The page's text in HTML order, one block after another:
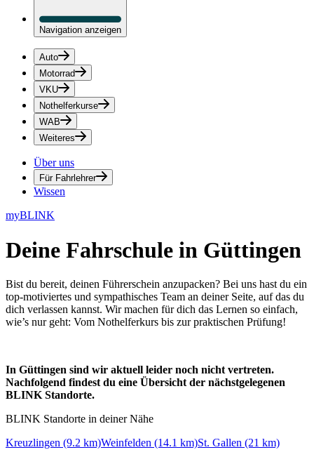
Navigation anzeigen
Auto
Motorrad
VKU
Nothelferkurse
WAB
Weiteres
Über uns
Für Fahrlehrer
Wissen
myBLINK
Deine Fahrschule in Güttingen
Bist du bereit, deinen Führerschein anzupacken? Bei uns hast du ein
top-motiviertes und sympathisches Team an deiner Seite, auf das du
dich verlassen kannst. Wir machen für dich das Lernen so einfach,
wie’s nur geht: Vom Nothelferkurs bis zur praktischen Prüfung!
In Güttingen sind wir aktuell leider noch nicht vertreten.
Nachfolgend findest du eine Übersicht der nächstgelegenen
BLINK Standorte.
BLINK Standorte in deiner Nähe
Kreuzlingen (9.2 km)Weinfelden (14.1 km)St. Gallen (21 km)